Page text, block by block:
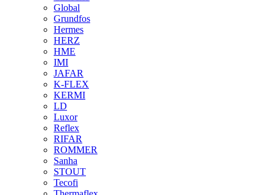
Global
Grundfos
Hermes
HERZ
HME
IMI
JAFAR
K-FLEX
KERMI
LD
Luxor
Reflex
RIFAR
ROMMER
Sanha
STOUT
Tecofi